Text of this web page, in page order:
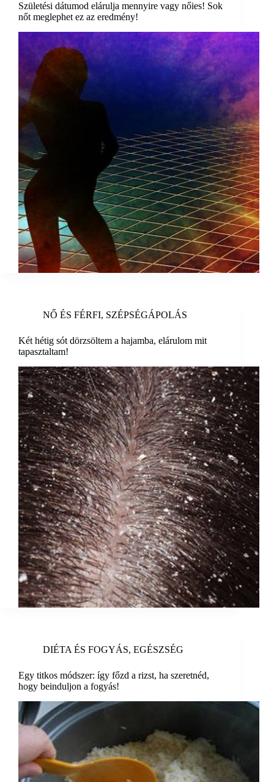
Születési dátumod elárulja mennyire vagy nőies! Sok
nőt meglephet ez az eredmény!
NŐ ÉS FÉRFI, SZÉPSÉGÁPOLÁS
Két hétig sót dörzsöltem a hajamba, elárulom mit
tapasztaltam!
DIÉTA ÉS FOGYÁS, EGÉSZSÉG
Egy titkos módszer: így főzd a rizst, ha szeretnéd,
hogy beinduljon a fogyás!